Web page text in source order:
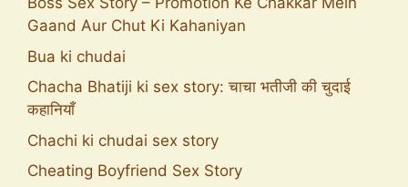
Gaand Aur Chut Ki Kahaniyan
Bua ki chudai
Chacha Bhatiji ki sex story: चाचा भतीजी की चुदाई
कहानियाँ
Chachi ki chudai sex story
Cheating Boyfriend Sex Story